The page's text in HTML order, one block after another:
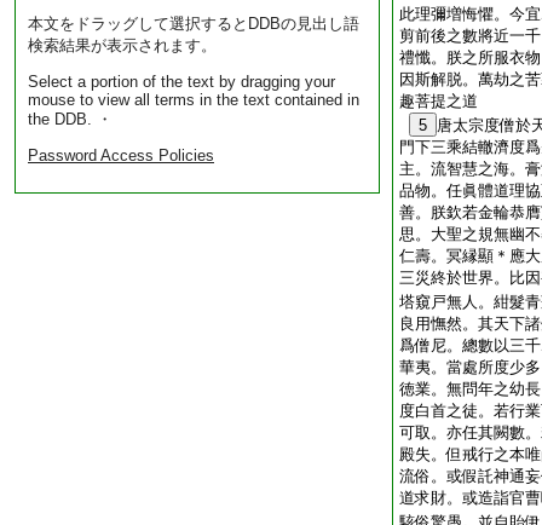
本文をドラッグして選択するとDDBの見出し語
検索結果が表示されます。
Select a portion of the text by dragging your
mouse to view all terms in the text contained in
the DDB. ・
Password Access Policies
此理彌増悔懼。今
剪前後之數將近一
禮懺。朕之所服衣
因斯解脱。萬劫之
趣菩提之道
5 唐太宗度僧於
門下三乘結轍濟度
主。流智慧之海。
品物。任眞體道理
善。朕欽若金輪恭
思。大聖之規無幽
仁壽。冥縁顯＊應
三災終於世界。比
塔窺戸無人。紺髮
良用憮然。其天下
爲僧尼。總數以三
華夷。當處所度少
徳業。無問年之幼
度白首之徒。若行
可取。亦任其闕數
殿失。但戒行之本
流俗。或假託神通
道求財。或造詣官